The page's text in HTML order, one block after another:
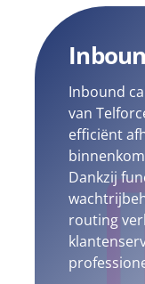
Inbound
van
efficiënt
Dankzij
routing